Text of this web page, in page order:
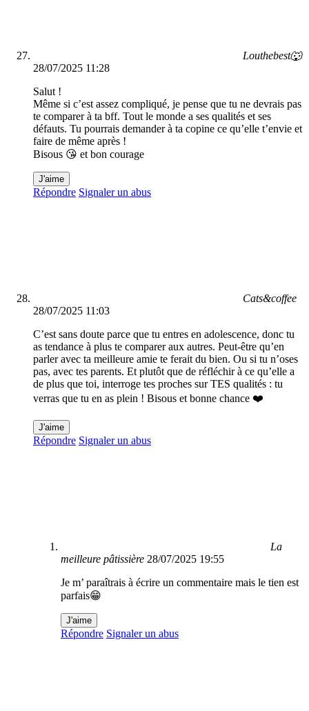
Louthebest🐺
28/07/2025 11:28
Salut !
Même si c’est assez compliqué, je pense que tu ne devrais pas
te comparer à ta bff. Tout le monde a ses qualités et ses
défauts. Tu pourrais demander à ta copine ce qu’elle t’envie et
faire de même après !
Bisous 😘 et bon courage
J'aime
Répondre Signaler un abus
Cats&coffee
28/07/2025 11:03
C’est sans doute parce que tu entres en adolescence, donc tu
as tendance à plus te comparer aux autres. Peut-être qu’en
parler avec ta meilleure amie te ferait du bien. Ou si tu n’oses
pas, avec tes parents. Et plutôt que de réfléchir à ce qu’elle a
de plus que toi, interroge tes proches sur TES qualités : tu
verras que tu en as plein ! Bisous et bonne chance ❤️
J'aime
Répondre Signaler un abus
La
meilleure pâtissière 28/07/2025 19:55
Je m’ paraîtrais à écrire un commentaire mais le tien est
parfais😁
J'aime
Répondre Signaler un abus